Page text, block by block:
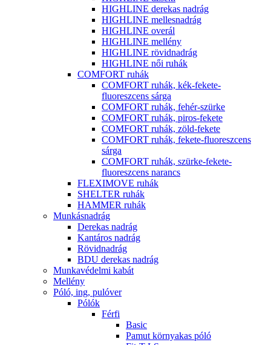
HIGHLINE derekas nadrág
HIGHLINE mellesnadrág
HIGHLINE overál
HIGHLINE mellény
HIGHLINE rövidnadrág
HIGHLINE női ruhák
COMFORT ruhák
COMFORT ruhák, kék-fekete-
fluoreszcens sárga
COMFORT ruhák, fehér-szürke
COMFORT ruhák, piros-fekete
COMFORT ruhák, zöld-fekete
COMFORT ruhák, fekete-fluoreszcens
sárga
COMFORT ruhák, szürke-fekete-
fluoreszcens narancs
FLEXIMOVE ruhák
SHELTER ruhák
HAMMER ruhák
Munkásnadrág
Derekas nadrág
Kantáros nadrág
Rövidnadrág
BDU derekas nadrág
Munkavédelmi kabát
Mellény
Póló, ing, pulóver
Pólók
Férfi
Basic
Pamut környakas póló